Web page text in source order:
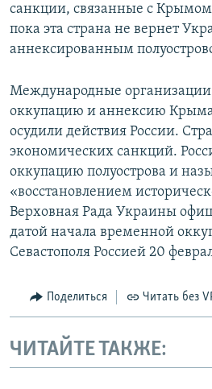
санкции, связанные с
пока эта страна не вернет
аннексированным
Международные
оккупацию и аннексию
осудили действия России.
экономических санкций.
оккупацию полуострова и
«восстановлением
Верховная Рада Украины
датой начала временной
Севастополя Россией 20
Поделиться Читать без
ЧИТАЙТЕ ТАКЖЕ: